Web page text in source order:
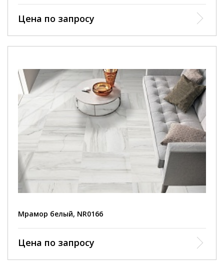
Цена по запросу
Мрамор белый, NR0166
Цена по запросу